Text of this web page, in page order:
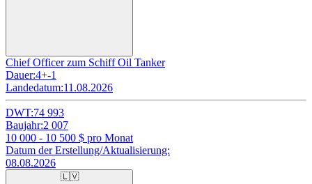
Chief Officer zum Schiff Oil Tanker
Dauer:4+-1
Landedatum:11.08.2026
DWT:74 993
Baujahr:2 007
10 000 - 10 500 $ pro Monat
Datum der Erstellung/Aktualisierung:
08.08.2026
🇱🇻